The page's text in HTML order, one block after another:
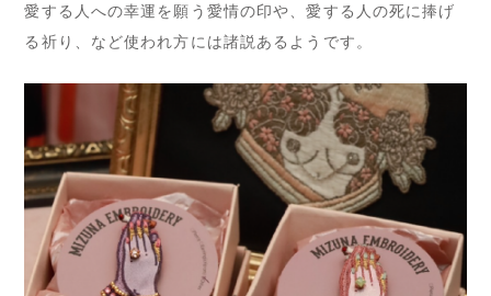
愛する人への幸運を願う愛情の印や、愛する人の死に捧げ
る祈り、など使われ方には諸説あるようです。